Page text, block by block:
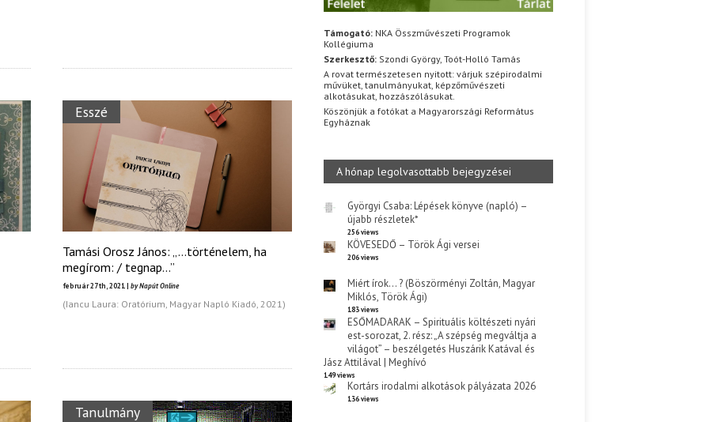
Esszé
Tamási Orosz János: „…történelem, ha
megírom: / tegnap…”
február 27th, 2021 | by Napút Online
(Iancu Laura: Oratórium, Magyar Napló Kiadó, 2021)
Tanulmány
Támogató: NKA Összművészeti Programok
Kollégiuma
Szerkesztő: Szondi György, Toót-Holló Tamás
A rovat természetesen nyitott: várjuk szépirodalmi
művüket, tanulmányukat, képzőművészeti
alkotásukat, hozzászólásukat.
Köszönjük a fotókat a Magyarországi Református
Egyháznak
A hónap legolvasottabb bejegyzései
Györgyi Csaba: Lépések könyve (napló) –
újabb részletek*
256 views
KÖVESEDŐ – Török Ági versei
206 views
Miért írok… ? (Böszörményi Zoltán, Magyar
Miklós, Török Ági)
183 views
ESŐMADARAK – Spirituális költészeti nyári
est-sorozat, 2. rész: „A szépség megváltja a
világot” – beszélgetés Huszárik Katával és
Jász Attilával | Meghívó
149 views
Kortárs irodalmi alkotások pályázata 2026
136 views